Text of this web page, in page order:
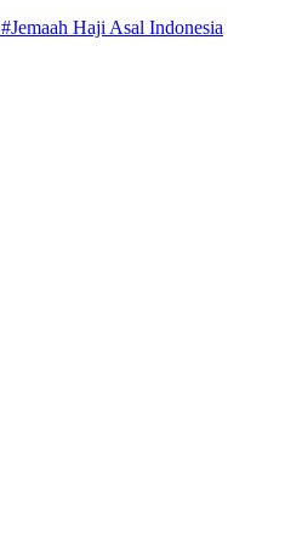
#Jemaah Haji Asal Indonesia